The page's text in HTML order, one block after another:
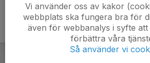
Vi använder oss av kakor
webbplats ska fungera bra för
även för webbanalys i syfte att
förbättra våra
Så använder vi